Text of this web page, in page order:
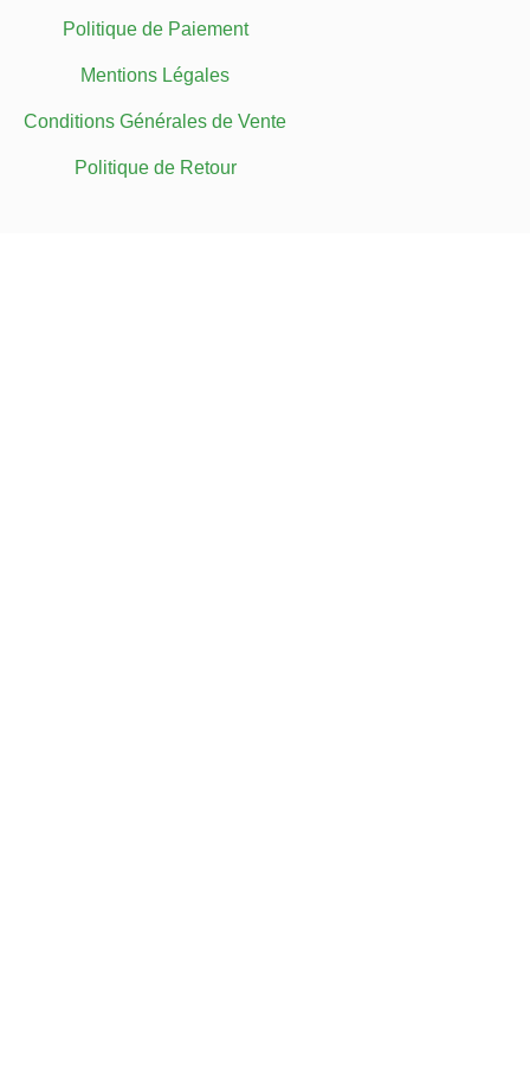
Politique de Paiement
Mentions Légales
Conditions Générales de Vente
Politique de Retour